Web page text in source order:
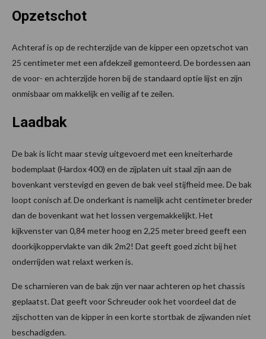
Opzetschot
Achteraf is op de rechterzijde van de kipper een opzetschot van
25 centimeter met een afdekzeil gemonteerd. De bordessen aan
de voor- en achterzijde horen bij de standaard optie lijst en zijn
onmisbaar om makkelijk en veilig af te zeilen.
Laadbak
De bak is licht maar stevig uitgevoerd met een kneiterharde
bodemplaat (Hardox 400) en de zijplaten uit staal zijn aan de
bovenkant verstevigd en geven de bak veel stijfheid mee. De bak
loopt conisch af. De onderkant is namelijk acht centimeter breder
dan de bovenkant wat het lossen vergemakkelijkt. Het
kijkvenster van 0,84 meter hoog en 2,25 meter breed geeft een
doorkijkoppervlakte van dik 2m2! Dat geeft goed zicht bij het
onderrijden wat relaxt werken is.
De scharnieren van de bak zijn ver naar achteren op het chassis
geplaatst. Dat geeft voor Schreuder ook het voordeel dat de
zijschotten van de kipper in een korte stortbak de zijwanden niet
beschadigden.